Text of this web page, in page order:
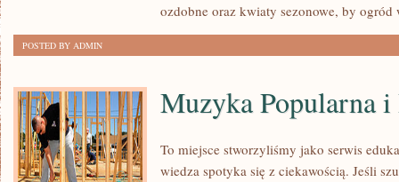
ozdobne oraz kwiaty sezonowe, by ogród
POSTED BY ADMIN
Muzyka Popularna
To miejsce stworzyliśmy jako serwis
wiedza spotyka się z ciekawością. Jeśli